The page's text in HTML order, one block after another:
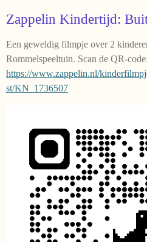
Zappelin Kindertijd:
Een geweldig filmpje over 2
Rommelspeeltuin. Scan de QR-
https://www.zappelin.nl/
st/KN_1736507